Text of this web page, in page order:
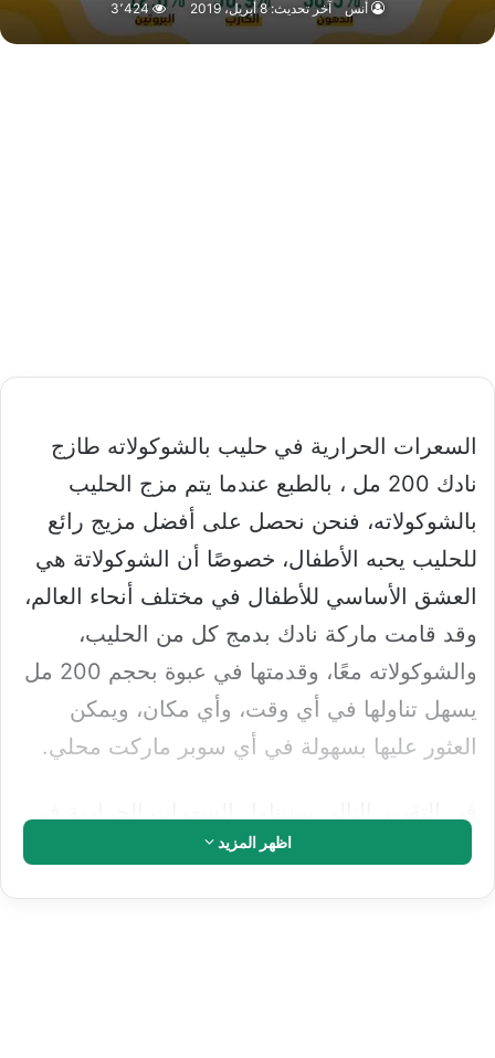
أنس آخر تحديث: 8 أبريل، 2019 3٬424
السعرات الحرارية في حليب بالشوكولاته طازج
نادك 200 مل ، بالطبع عندما يتم مزج الحليب
بالشوكولاته، فنحن نحصل على أفضل مزيج رائع
للحليب يحبه الأطفال، خصوصًا أن الشوكولاتة هي
العشق الأساسي للأطفال في مختلف أنحاء العالم،
وقد قامت ماركة نادك بدمج كل من الحليب،
والشوكولاته معًا، وقدمتها في عبوة بحجم 200 مل
يسهل تناولها في أي وقت، وأي مكان، ويمكن
العثور عليها بسهولة في أي سوبر ماركت محلي.
اظهر المزيد